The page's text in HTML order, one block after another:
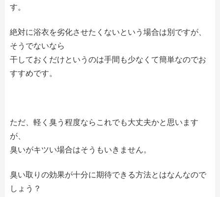
す。
絶対に浴衣を劣化させたくないという場合は別ですが、
そうでないなら
干しておくだけというのは手間も少なくて簡単なのでお
すすめです。
ただ、軽く臭う程度ならこれでも大丈夫かと思います
が、
臭いがキツい場合はそうもいきません。
臭い取りの効果が十分に期待できる方法とはなんなので
しょう？